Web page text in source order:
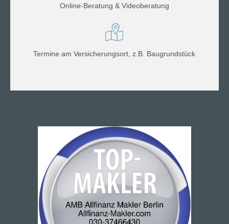
Online-Beratung & Videoberatung
Termine am Versicherungsort, z.B. Baugrundstück